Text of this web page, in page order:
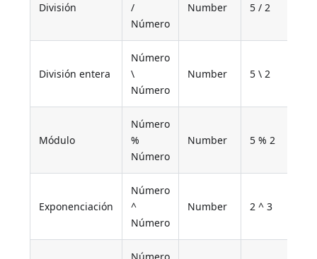
División
/
Número
Number 5 / 2
División entera
Número
\
Número
Number 5 \ 2
Módulo
Número
%
Número
Number 5 % 2
Exponenciación
Número
^
Número
Number 2 ^ 3